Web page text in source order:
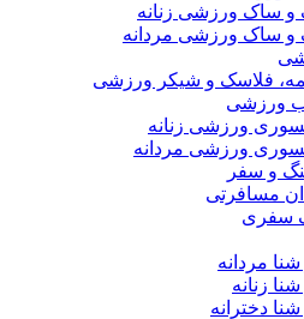
و ساک ورزشی زنانه
و ساک ورزشی مردانه
فلاسک و شیکر ورزشی
ورزشی
ورزشی زنانه
ورزشی مردانه
و سفر
مسافرتی
سفری
شنا مردانه
شنا زنانه
شنا دخترانه